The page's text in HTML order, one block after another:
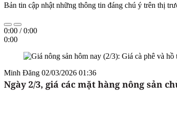
Bản tin cập nhật những thông tin đáng chú ý trên thị
0:00 /0:00
0:00
Minh Đăng 02/03/2026 01:36
Ngày 2/3, giá các mặt hàng nông sản